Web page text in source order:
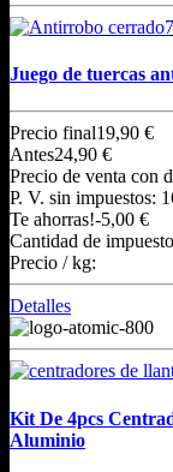
Juego de tuercas
Precio final19,90 €
Antes24,90 €
Precio de venta con
P. V. sin impuestos:
Te ahorras!-5,00 €
Cantidad de
Precio / kg:
Detalles
Kit De 4pcs
Aluminio